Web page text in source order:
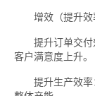
增效（提升效
提升订单交付效
客户满意度上升。
提升生产效率